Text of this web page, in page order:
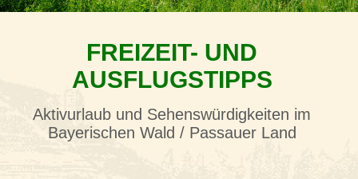
FREIZEIT- UND
AUSFLUGSTIPPS
Aktivurlaub und Sehenswürdigkeiten im
Bayerischen Wald / Passauer Land